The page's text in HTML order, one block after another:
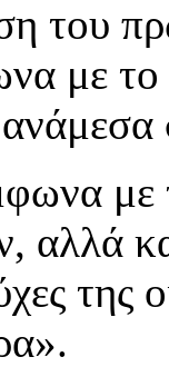
του
με το
με
αλλά